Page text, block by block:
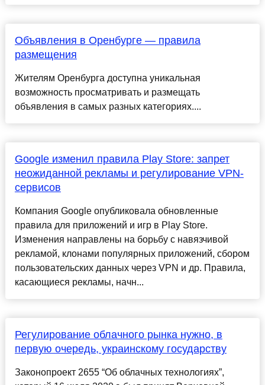
Объявления в Оренбурге — правила
размещения
Жителям Оренбурга доступна уникальная
возможность просматривать и размещать
объявления в самых разных категориях....
Google изменил правила Play Store: запрет
неожиданной рекламы и регулирование VPN-
сервисов
Компания Google опубликовала обновленные
правила для приложений и игр в Play Store.
Изменения направлены на борьбу с навязчивой
рекламой, клонами популярных приложений, сбором
пользовательских данных через VPN и др. Правила,
касающиеся рекламы, начн...
Регулирование облачного рынка нужно, в
первую очередь, украинскому государству
Законопроект 2655 “Об облачных технологиях”,